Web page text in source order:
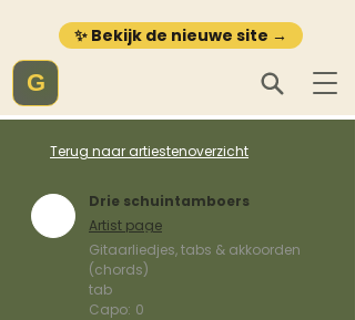
✨ Bekijk de nieuwe site →
G
Terug naar artiestenoverzicht
Drie schuintamboers
Artist page
Gitaarliedjes, tabs & akkoorden
(chords)
tab
Capo: 0